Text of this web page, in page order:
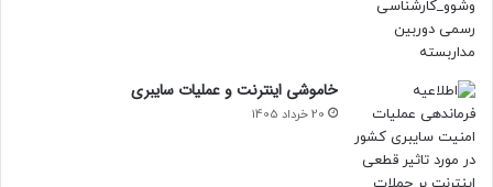
خاموشی اینترنت و عملیات سایبری
20 خرداد 1405